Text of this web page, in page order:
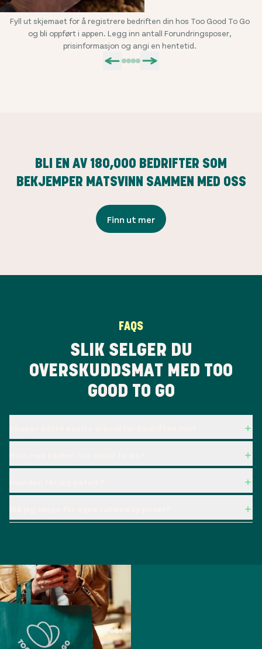
Fyll ut skjemaet for å registrere bedriften din hos Too Good To Go
og bli oppført i appen. Legg inn antall Forundringsposer,
prisinformasjon og angi en hentetid.
BLI EN AV 180,000 BEDRIFTER SOM
BEKJEMPER MATSVINN SAMMEN MED OSS
Finn ut mer
FAQS
SLIK SELGER DU
OVERSKUDDSMAT MED TOO
GOOD TO GO